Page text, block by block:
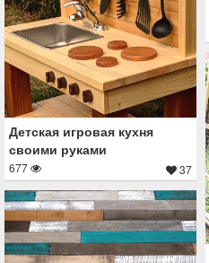
Детская игровая кухня
своими руками
677 37